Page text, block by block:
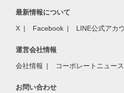
最新情報について
X Facebook LINE公式アカ
運営会社情報
会社情報 コーポレートニュース
お問い合わせ